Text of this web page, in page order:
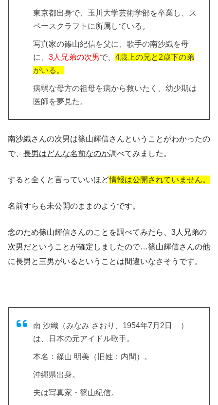
東京都出身で、玉川大学芸術学部を卒業し、ス
ペースクラフトに所属している。
写真家の篠山紀信を父に、歌手の南沙織を母
に、 3人兄弟の次男で、 4歳上の兄と2歳下の弟
がいる。
病弱な母方の祖母を病から救いたく、幼少期は
医師を夢見た。
南沙織さんの次男は篠山輝信さんということがわかったの
で、 長男はどんな名前なのか調べてみました。
すると全くと言っていいほど情報は公開されていません。
名前すらも未公開のままのようです。
念のため篠山輝信さんのことを調べてみたら、3人兄弟の
次男だということが確定しましたので…篠山輝信さんの他
に長男と三男がいるということは間違いなさそうです。
南 沙織（みなみ さおり、1954年7月2日 – ）
は、日本の元アイドル歌手。
本名：篠山 明美（旧姓：内間）。
沖縄県出身。
夫は写真家・篠山紀信。